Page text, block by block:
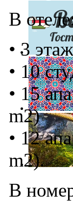
В
• 3
• 10
• 15
m2)
• 12
m2).
В